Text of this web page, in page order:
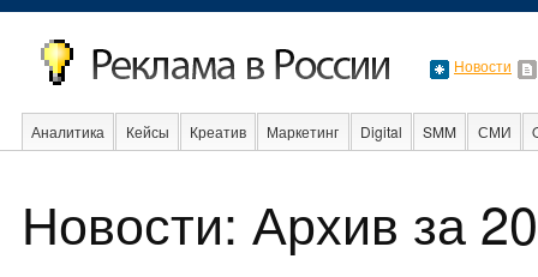
Новости
Аналитика Кейсы Креатив Маркетинг Digital SMM СМИ
Новости: Архив за